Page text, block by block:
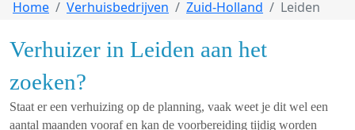
Home Verhuisbedrijven Zuid-Holland Leiden
Verhuizer in Leiden aan het
zoeken?
Staat er een verhuizing op de planning, vaak weet je dit wel een
aantal maanden vooraf en kan de voorbereiding tijdig worden